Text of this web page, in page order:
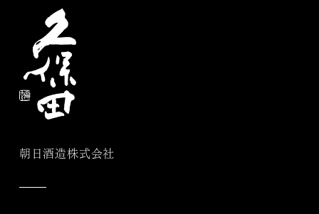
朝日酒造株式会社